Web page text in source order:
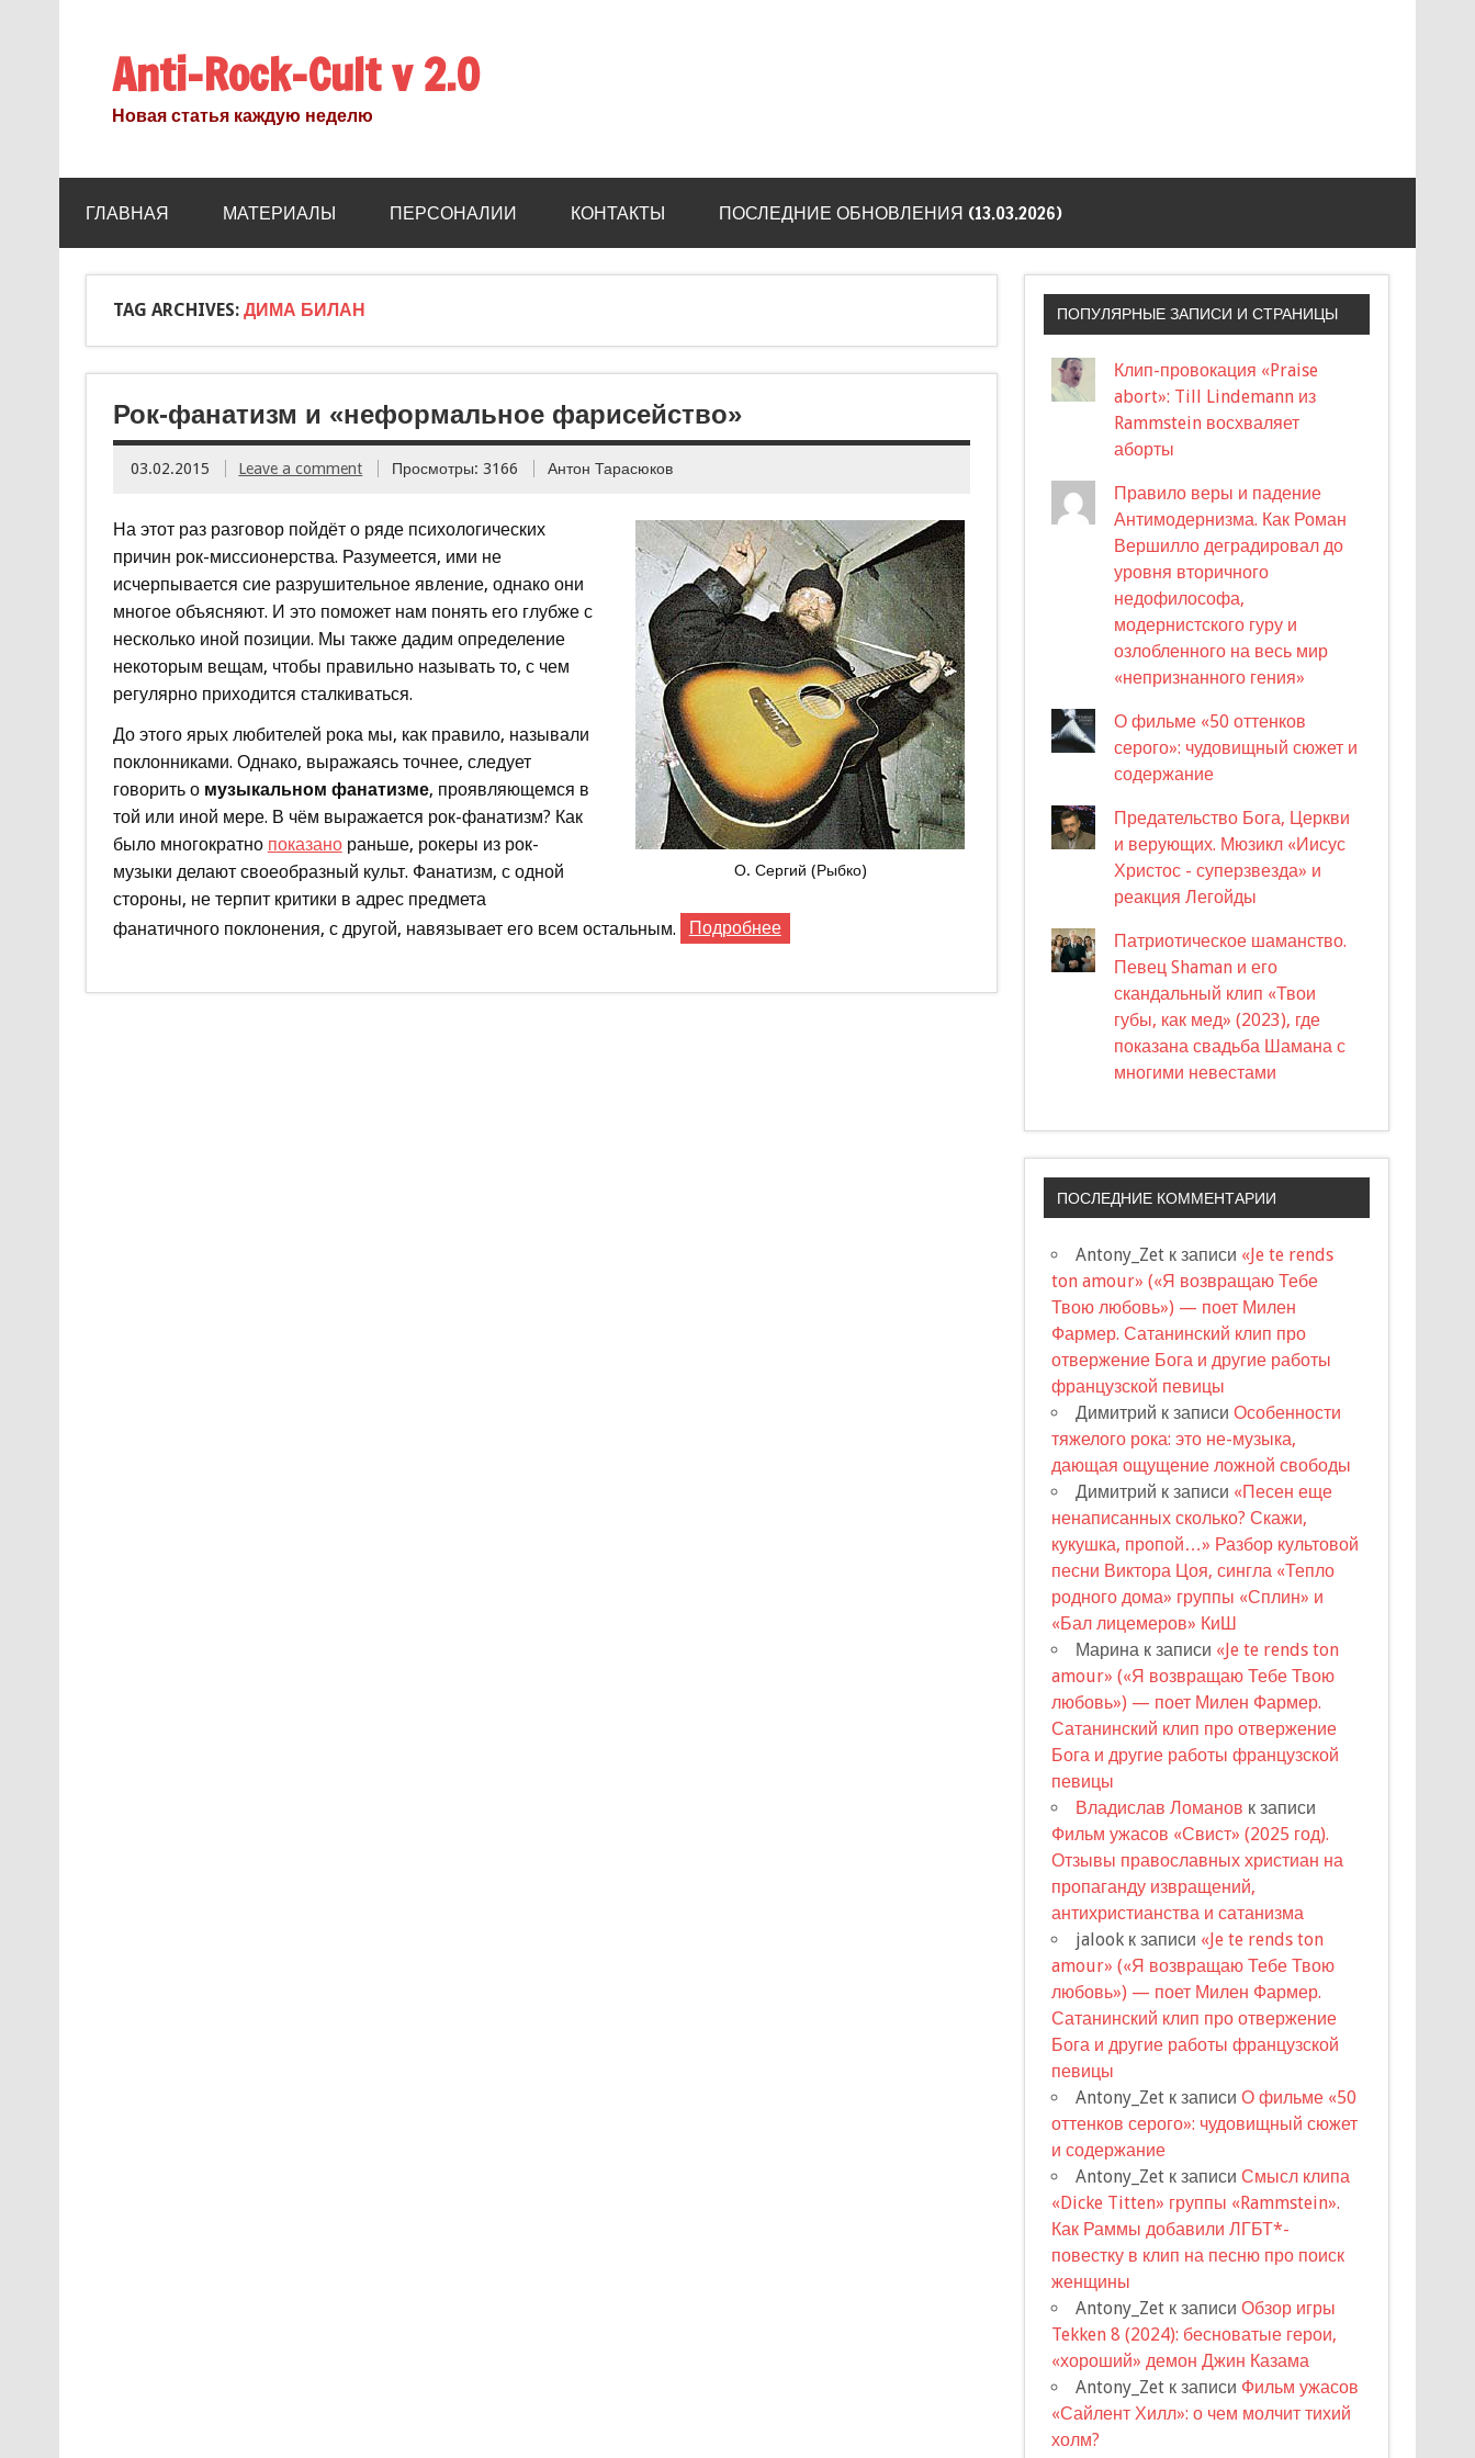
Anti-Rock-Cult v 2.0
Новая статья каждую неделю
ГЛАВНАЯ МАТЕРИАЛЫ ПЕРСОНАЛИИ КОНТАКТЫ ПОСЛЕДНИЕ ОБНОВЛЕНИЯ (13.03.2026)
TAG ARCHIVES: ДИМА БИЛАН
Рок-фанатизм и «неформальное фарисейство»
03.02.2015 Leave a comment Просмотры: 3166 Антон Тарасюков
О. Сергий (Рыбко)
На этот раз разговор пойдёт о ряде психологических
причин рок-миссионерства. Разумеется, ими не
исчерпывается сие разрушительное явление, однако они
многое объясняют. И это поможет нам понять его глубже с
несколько иной позиции. Мы также дадим определение
некоторым вещам, чтобы правильно называть то, с чем
регулярно приходится сталкиваться.
До этого ярых любителей рока мы, как правило, называли
поклонниками. Однако, выражаясь точнее, следует
говорить о музыкальном фанатизме, проявляющемся в
той или иной мере. В чём выражается рок-фанатизм? Как
было многократно показанораньше, рокеры из рок-
музыки делают своеобразный культ. Фанатизм, с одной
стороны, не терпит критики в адрес предмета
фанатичного поклонения, с другой, навязывает его всем остальным.
Подробнее
ПОПУЛЯРНЫЕ ЗАПИСИ И СТРАНИЦЫ
Клип-провокация «Praise
abort»: Till Lindemann из
Rammstein восхваляет
аборты
Правило веры и падение
Антимодернизма. Как Роман
Вершилло деградировал до
уровня вторичного
недофилософа,
модернистского гуру и
озлобленного на весь мир
«непризнанного гения»
О фильме «50 оттенков
серого»: чудовищный сюжет и
содержание
Предательство Бога, Церкви
и верующих. Мюзикл «Иисус
Христос - суперзвезда» и
реакция Легойды
Патриотическое шаманство.
Певец Shaman и его
скандальный клип «Твои
губы, как мед» (2023), где
показана свадьба Шамана с
многими невестами
ПОСЛЕДНИЕ КОММЕНТАРИИ
Antony_Zet к записи «Je te rends
ton amour» («Я возвращаю Тебе
Твою любовь») — поет Милен
Фармер. Сатанинский клип про
отвержение Бога и другие работы
французской певицы
Димитрий к записиОсобенности
тяжелого рока: это не-музыка,
дающая ощущение ложной свободы
Димитрий к записи «Песен еще
ненаписанных сколько? Скажи,
кукушка, пропой…» Разбор культовой
песни Виктора Цоя, сингла «Тепло
родного дома» группы «Сплин» и
«Бал лицемеров» КиШ
Марина к записи «Je te rends ton
amour» («Я возвращаю Тебе Твою
любовь») — поет Милен Фармер.
Сатанинский клип про отвержение
Бога и другие работы французской
певицы
Владислав Ломанов к записи
Фильм ужасов «Свист» (2025 год).
Отзывы православных христиан на
пропаганду извращений,
антихристианства и сатанизма
jalook к записи «Je te rends ton
amour» («Я возвращаю Тебе Твою
любовь») — поет Милен Фармер.
Сатанинский клип про отвержение
Бога и другие работы французской
певицы
Antony_Zet к записиО фильме «50
оттенков серого»: чудовищный сюжет
и содержание
Antony_Zet к записиСмысл клипа
«Dicke Titten» группы «Rammstein».
Как Раммы добавили ЛГБТ*-
повестку в клип на песню про поиск
женщины
Antony_Zet к записиОбзор игры
Tekken 8 (2024): бесноватые герои,
«хороший» демон Джин Казама
Antony_Zet к записи Фильм ужасов
«Сайлент Хилл»: о чем молчит тихий
холм?